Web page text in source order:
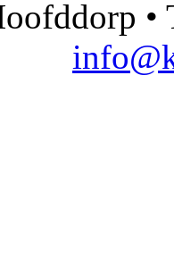
•